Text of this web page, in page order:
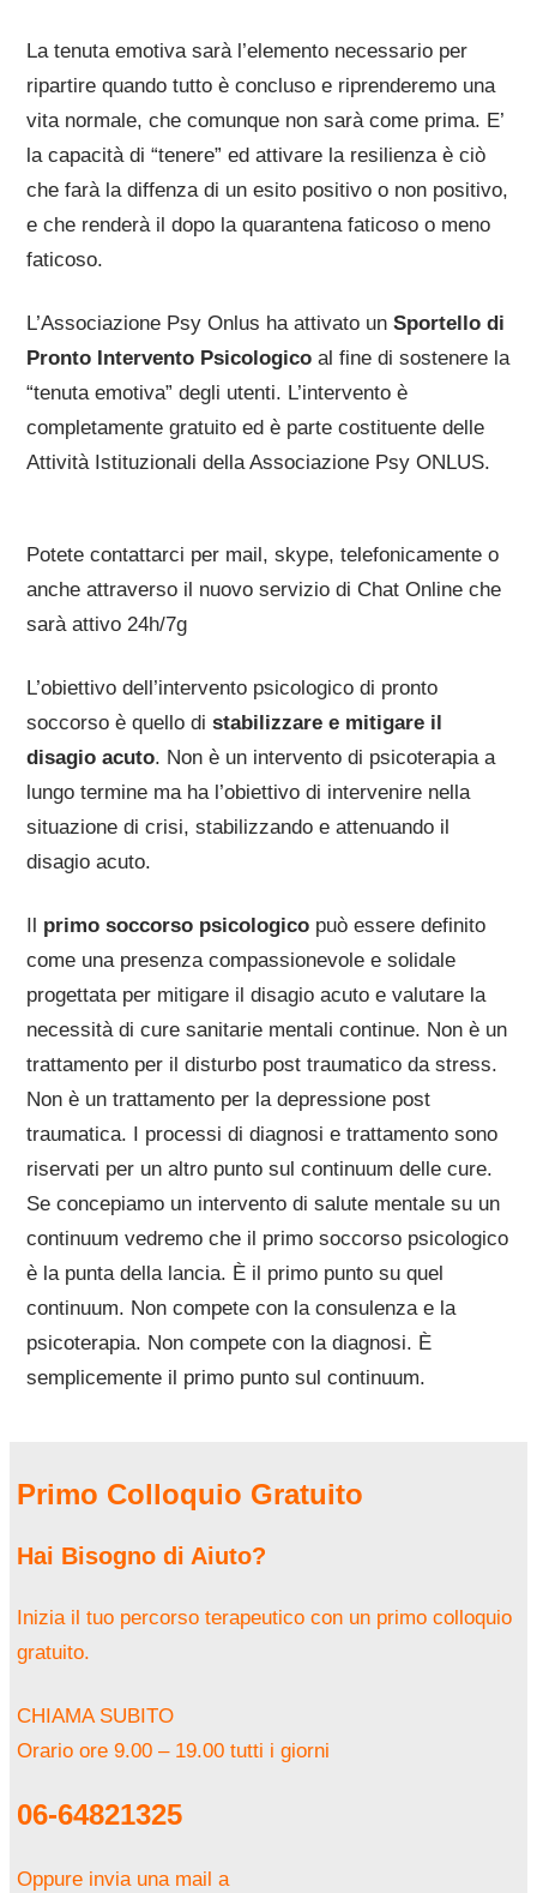
La tenuta emotiva sarà l’elemento necessario per
ripartire quando tutto è concluso e riprenderemo una
vita normale, che comunque non sarà come prima. E’
la capacità di “tenere” ed attivare la resilienza è ciò
che farà la diffenza di un esito positivo o non positivo,
e che renderà il dopo la quarantena faticoso o meno
faticoso.
L’Associazione Psy Onlus ha attivato un Sportello di
Pronto Intervento Psicologicoal fine di sostenere la
“tenuta emotiva” degli utenti. L’intervento è
completamente gratuito ed è parte costituente delle
Attività Istituzionali della Associazione Psy ONLUS.
Potete contattarci per mail, skype, telefonicamente o
anche attraverso il nuovo servizio di Chat Online che
sarà attivo 24h/7g
L’obiettivo dell’intervento psicologico di pronto
soccorso è quello di stabilizzare e mitigare il
disagio acuto. Non è un intervento di psicoterapia a
lungo termine ma ha l’obiettivo di intervenire nella
situazione di crisi, stabilizzando e attenuando il
disagio acuto.
Il primo soccorso psicologicopuò essere definito
come una presenza compassionevole e solidale
progettata per mitigare il disagio acuto e valutare la
necessità di cure sanitarie mentali continue. Non è un
trattamento per il disturbo post traumatico da stress.
Non è un trattamento per la depressione post
traumatica. I processi di diagnosi e trattamento sono
riservati per un altro punto sul continuum delle cure.
Se concepiamo un intervento di salute mentale su un
continuum vedremo che il primo soccorso psicologico
è la punta della lancia. È il primo punto su quel
continuum. Non compete con la consulenza e la
psicoterapia. Non compete con la diagnosi. È
semplicemente il primo punto sul continuum.
Primo Colloquio Gratuito
Hai Bisogno di Aiuto?
Inizia il tuo percorso terapeutico con un primo colloquio
gratuito.
CHIAMA SUBITO
Orario ore 9.00 – 19.00 tutti i giorni
06-64821325
Oppure invia una mail a